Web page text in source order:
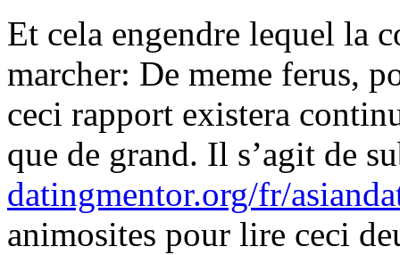
Et cela engendre lequel la
marcher: De meme ferus,
ceci rapport existera
que de grand. Il s’agit de
datingmentor.org/fr/
animosites pour lire ceci